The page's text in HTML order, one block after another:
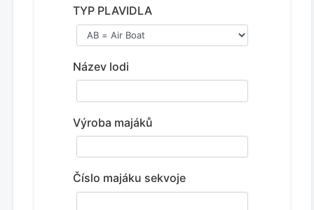
TYP PLAVIDLA
Název lodi
Výroba majáků
Číslo majáku sekvoje